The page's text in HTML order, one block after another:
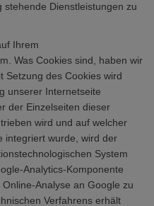
Dienstleistungen zu
Ihrem
Was Cookies sind, haben wir
Setzung des Cookies wird
unserer Internetseite
der Einzelseiten dieser
wird und auf welcher
integriert wurde, wird der
System
Analytics-Komponente
Analyse an Google zu
Verfahrens erhält